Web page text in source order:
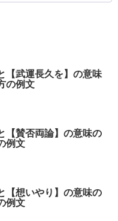
【武運長久を】の意味
の例文
【賛否両論】の意味の
例文
【想いやり】の意味の
例文